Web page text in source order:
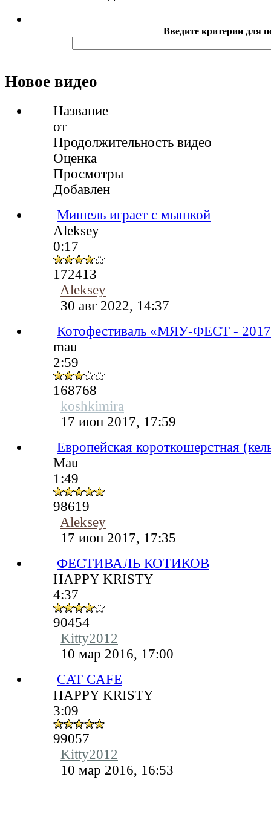
Введите критерии для
Новое видео
Название
от
Продолжительность видео
Оценка
Просмотры
Добавлен
Мишель играет с мышкой
Aleksey
0:17
172413
Aleksey
30 авг 2022, 14:37
Котофестиваль «МЯУ-ФЕСТ -
mau
2:59
168768
koshkimira
17 июн 2017, 17:59
Европейская короткошерстная
Mau
1:49
98619
Aleksey
17 июн 2017, 17:35
ФЕСТИВАЛЬ КОТИКОВ
HAPPY KRISTY
4:37
90454
Kitty2012
10 мар 2016, 17:00
CAT CAFE
HAPPY KRISTY
3:09
99057
Kitty2012
10 мар 2016, 16:53